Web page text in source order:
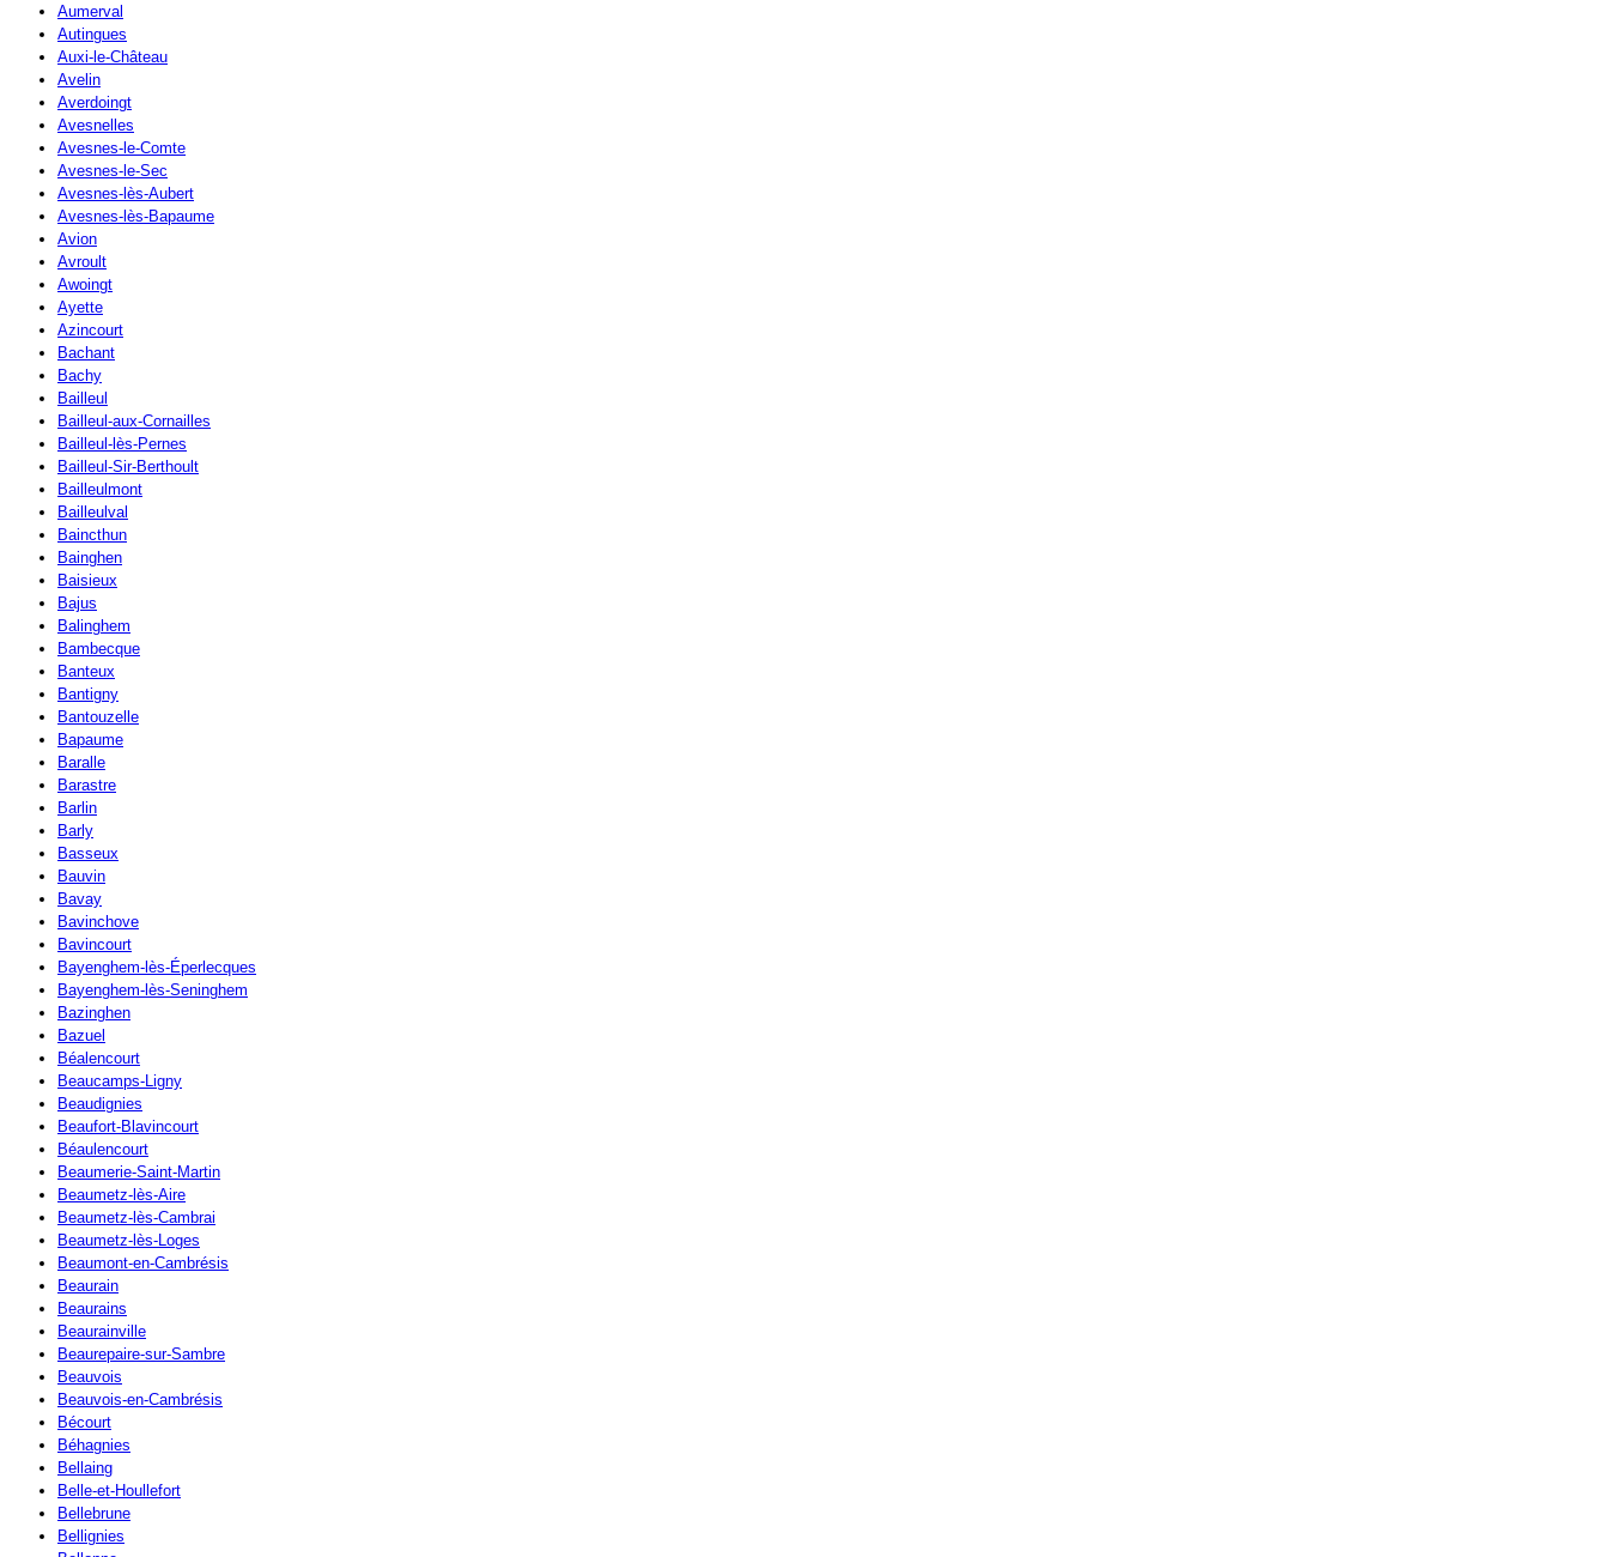
Aumerval
Autingues
Auxi-le-Château
Avelin
Averdoingt
Avesnelles
Avesnes-le-Comte
Avesnes-le-Sec
Avesnes-lès-Aubert
Avesnes-lès-Bapaume
Avion
Avroult
Awoingt
Ayette
Azincourt
Bachant
Bachy
Bailleul
Bailleul-aux-Cornailles
Bailleul-lès-Pernes
Bailleul-Sir-Berthoult
Bailleulmont
Bailleulval
Baincthun
Bainghen
Baisieux
Bajus
Balinghem
Bambecque
Banteux
Bantigny
Bantouzelle
Bapaume
Baralle
Barastre
Barlin
Barly
Basseux
Bauvin
Bavay
Bavinchove
Bavincourt
Bayenghem-lès-Éperlecques
Bayenghem-lès-Seninghem
Bazinghen
Bazuel
Béalencourt
Beaucamps-Ligny
Beaudignies
Beaufort-Blavincourt
Béaulencourt
Beaumerie-Saint-Martin
Beaumetz-lès-Aire
Beaumetz-lès-Cambrai
Beaumetz-lès-Loges
Beaumont-en-Cambrésis
Beaurain
Beaurains
Beaurainville
Beaurepaire-sur-Sambre
Beauvois
Beauvois-en-Cambrésis
Bécourt
Béhagnies
Bellaing
Belle-et-Houllefort
Bellebrune
Bellignies